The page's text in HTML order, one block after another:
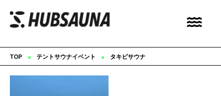
TOP ▪︎ テントサウナイベント ▪︎ タキビサウナ